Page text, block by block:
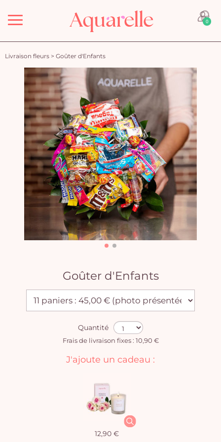
Menu 0
Livraison fleurs > Goûter d'Enfants
Goûter d'Enfants
Quantité
Frais de livraison fixes : 10,90 €
J'ajoute un cadeau :
12,90 €